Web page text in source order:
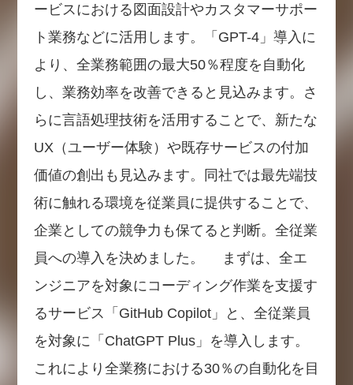
ービスにおける図面設計やカスタマーサポー
ト業務などに活用します。「GPT-4」導入に
より、全業務範囲の最大50％程度を自動化
し、業務効率を改善できると見込みます。さ
らに言語処理技術を活用することで、新たな
UX（ユーザー体験）や既存サービスの付加
価値の創出も見込みます。同社では最先端技
術に触れる環境を従業員に提供することで、
企業としての競争力も保てると判断。全従業
員への導入を決めました。 まずは、全エ
ンジニアを対象にコーディング作業を支援す
るサービス「GitHub Copilot」と、全従業員
を対象に「ChatGPT Plus」を導入します。
これにより全業務における30％の自動化を目